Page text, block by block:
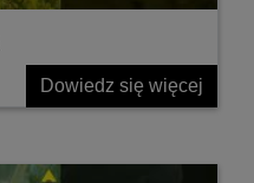
Dowiedz się więcej